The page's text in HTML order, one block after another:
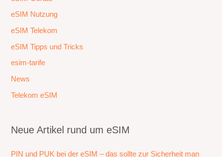
eSIM Nutzung
eSIM Telekom
eSIM Tipps und Tricks
esim-tarife
News
Telekom eSIM
Neue Artikel rund um eSIM
PIN und PUK bei der eSIM – das sollte zur Sicherheit man